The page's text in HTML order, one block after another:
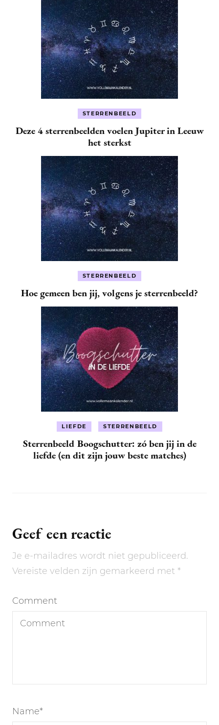
STERRENBEELD
Deze 4 sterrenbeelden voelen Jupiter in Leeuw
het sterkst
STERRENBEELD
Hoe gemeen ben jij, volgens je sterrenbeeld?
LIEFDE STERRENBEELD
Sterrenbeeld Boogschutter: zó ben jij in de
liefde (en dit zijn jouw beste matches)
Geef een reactie
Je e-mailadres wordt niet gepubliceerd.
Vereiste velden zijn gemarkeerd met *
Comment
Name*